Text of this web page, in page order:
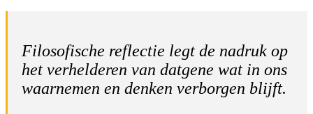
Filosofische reflectie legt de nadruk op
het verhelderen van datgene wat in ons
waarnemen en denken verborgen blijft.